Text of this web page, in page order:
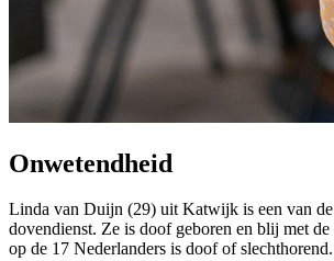
Onwetendheid
Linda van Duijn (29) uit Katwijk is een van
dovendienst. Ze is doof geboren en blij met
op de 17 Nederlanders is doof of